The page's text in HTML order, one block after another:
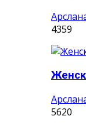
4359
5620